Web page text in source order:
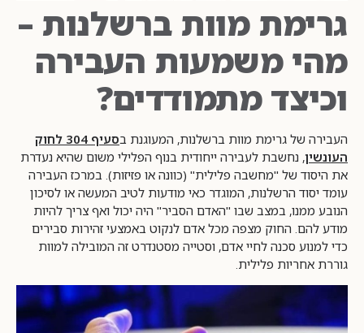
גרימת מוות ברשלנות –
מהי משמעות העבירה
וכיצד מתמודדים?
העבירה של גרימת מוות ברשלנות, המעוגנת ב
סעיף 304 לחוק
העונשין, נחשבת לעבירה ייחודית בנוף הפלילי משום שהיא נעדרת
את היסוד של "מחשבה פלילית" (כוונה או פזיזות). במרכז העבירה
עומד יסוד הרשלנות, המוגדר כאי מודעות לטיב המעשה או לסיכון
הנובע ממנו, במצב שבו "האדם הסביר" היה יכול ואף צריך להיות
מודע להם. החוק מצפה מכל אדם לנקוט באמצעי זהירות סבירים
כדי למנוע סכנה לחיי אדם, וסטייה מסטנדרט זה המובילה למוות
גוררת אחריות פלילית.